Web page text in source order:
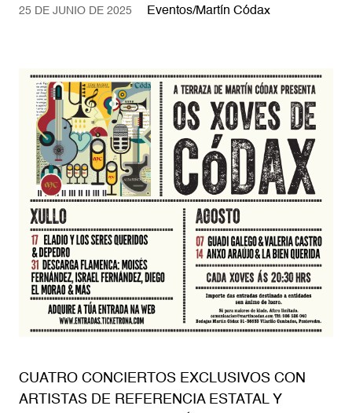
25 DE JUNIO DE 2025 Eventos/Martín Códax
CUATRO CONCIERTOS EXCLUSIVOS CON
ARTISTAS DE REFERENCIA ESTATAL Y